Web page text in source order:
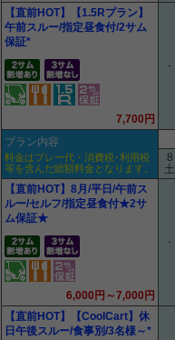
【直前HOT】【1.5Rプラン】
午前スルー/指定昼食付/2サム
保証*
7,700円
-
プラン内容
料金はプレー代・消費税･利用税
等を含んだ総額料金となります。
8
土
【直前HOT】8月/平日/午前ス
ルー/セルフ/指定昼食付★2サ
ム保証★
6,000円～7,000円
-
【直前HOT】【CoolCart】休
日午後スルー/食事別/3名様～*